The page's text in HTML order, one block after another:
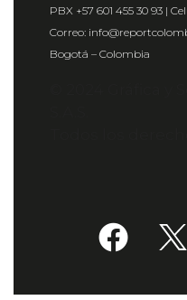
PBX +57 601 455 30 93 |
Correo:
Bogotá – Colombia